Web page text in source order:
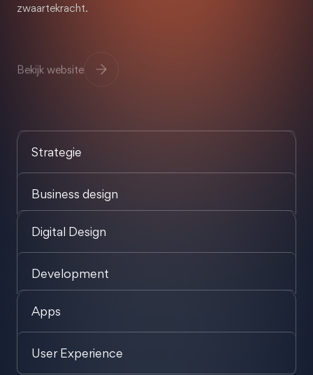
zwaartekracht.
Strategie
Business design
Digital Design
Development
Apps
User Experience